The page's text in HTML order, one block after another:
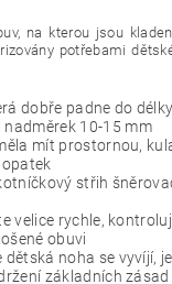
na kterou jsou
potřebami
dobře padne do
nadměrek 10-15 mm
mít prostornou,
střih
velice rychle,
obuvi
dětská noha se vyvíjí,
základních